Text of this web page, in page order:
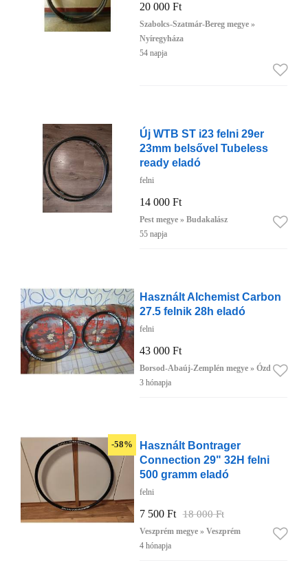
20 000 Ft
Szabolcs-Szatmár-Bereg megye »
Nyíregyháza
54 napja
Új WTB ST i23 felni 29er
23mm belsővel Tubeless
ready eladó
felni
14 000 Ft
Pest megye » Budakalász
55 napja
Használt Alchemist Carbon
27.5 felnik 28h eladó
felni
43 000 Ft
Borsod-Abaúj-Zemplén megye » Ózd
3 hónapja
-58%
Használt Bontrager
Connection 29" 32H felni
500 gramm eladó
felni
7 500 Ft 18 000 Ft
Veszprém megye » Veszprém
4 hónapja